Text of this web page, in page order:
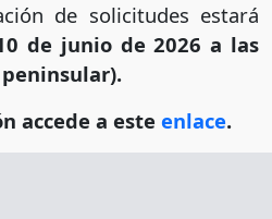
de solicitudes estará
de junio de 2026 a las
accede a este enlace.